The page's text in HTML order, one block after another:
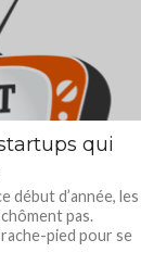
qui
début d’année, les
pas.
pied pour se